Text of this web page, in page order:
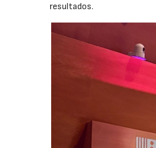
resultados.